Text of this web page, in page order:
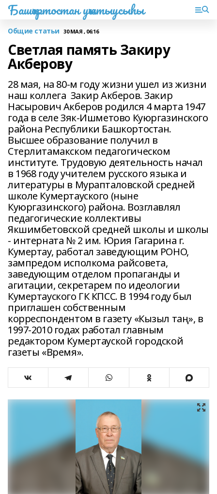
Башҡортостан уҡытыусыһы
Общие статьи 30 МАЯ , 06:16
Светлая память Закиру
Акберову
28 мая, на 80-м году жизни ушел из жизни
наш коллега Закир Акберов. Закир
Насырович Акберов родился 4 марта 1947
года в селе Зяк-Ишметово Куюргазинского
района Республики Башкортостан.
Высшее образование получил в
Стерлитамакском педагогическом
институте. Трудовую деятельность начал
в 1968 году учителем русского языка и
литературы в Мурапталовской средней
школе Кумертауского (ныне
Куюргазинского) района. Возглавлял
педагогические коллективы
Якшимбетовской средней школы и школы
- интерната № 2 им. Юрия Гагарина г.
Кумертау, работал заведующим РОНО,
зампредом исполкома райсовета,
заведующим отделом пропаганды и
агитации, секретарем по идеологии
Кумертауского ГК КПСС. В 1994 году был
приглашен собственным
корреспондентом в газету «Кызыл таң», в
1997-2010 годах работал главным
редактором Кумертауской городской
газеты «Время».